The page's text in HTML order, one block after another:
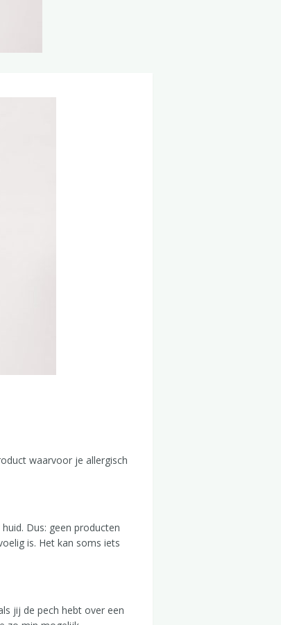
waarvoor je allergisch
Dus: geen producten
is. Het kan soms iets
jij de pech hebt over een